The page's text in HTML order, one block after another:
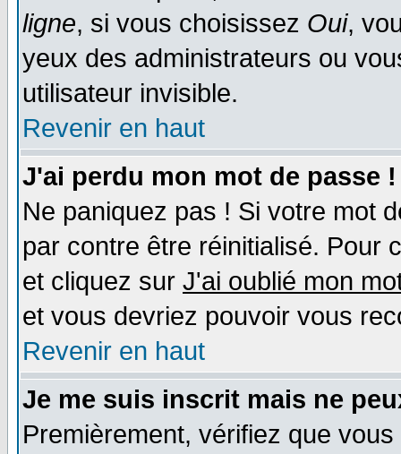
ligne, si vous choisissez Oui,
yeux des administrateurs ou
utilisateur invisible.
Revenir en haut
J'ai perdu mon mot de passe !
Ne paniquez pas ! Si votre mot
par contre être réinitialisé. Pour
et cliquez sur J'ai oublié mon
et vous devriez pouvoir vous
Revenir en haut
Je me suis inscrit mais ne
Premièrement, vérifiez que